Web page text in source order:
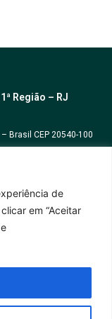
de
em “Aceitar
Região – RJ
Brasil CEP 20540-100